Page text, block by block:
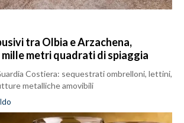
tra Olbia e Arzachena,
metri quadrati di spiaggia
Costiera: sequestrati ombrelloni, lettini,
metalliche amovibili